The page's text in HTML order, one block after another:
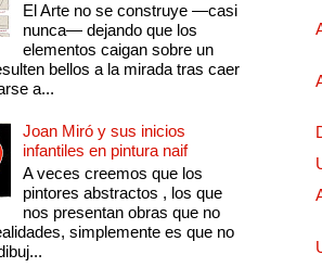
El Arte no se construye —casi
nunca— dejando que los
elementos caigan sobre un
bellos a la mirada tras caer
a...
Joan Miró y sus inicios
infantiles en pintura naif
A veces creemos que los
pintores abstractos , los que
nos presentan obras que no
simplemente es que no